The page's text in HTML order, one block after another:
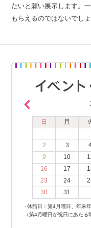
たいと願い展示します。
もらえるのではないでしょ
日 月
2
3
9
10
16
17
23
24
30
31
●休館日：第4月曜日、年末
（第4月曜日が祝日にあたる